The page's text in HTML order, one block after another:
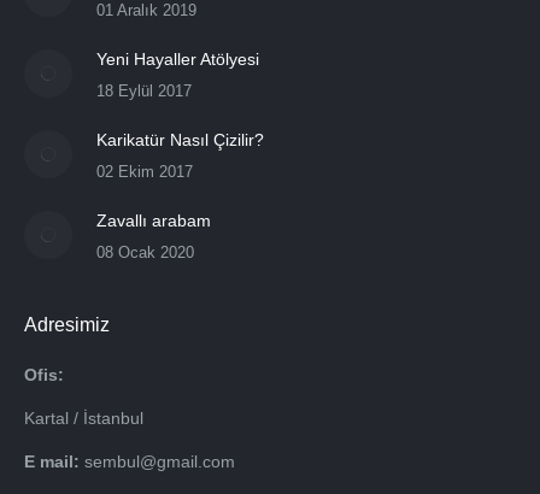
01 Aralık 2019
Yeni Hayaller Atölyesi
18 Eylül 2017
Karikatür Nasıl Çizilir?
02 Ekim 2017
Zavallı arabam
08 Ocak 2020
Adresimiz
Ofis:
Kartal / İstanbul
E mail: sembul@gmail.com